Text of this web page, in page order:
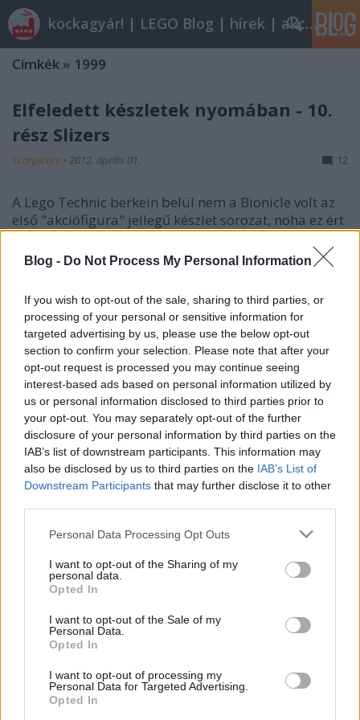
Blog - Do Not Process My Personal Information
If you wish to opt-out of the sale, sharing to third parties, or
processing of your personal or sensitive information for
targeted advertising by us, please use the below opt-out
section to confirm your selection. Please note that after your
opt-out request is processed you may continue seeing
interest-based ads based on personal information utilized by
us or personal information disclosed to third parties prior to
your opt-out. You may separately opt-out of the further
disclosure of your personal information by third parties on the
IAB’s list of downstream participants. This information may
also be disclosed by us to third parties on the IAB’s List of
Downstream Participants that may further disclose it to other
Please note that this website/app uses one or more Google
not limited to your visit or usage behaviour. You may click to
grant or deny consent to Google and its third-party tags to
use your data for below specified purposes in below Google
consent section.
Personal Data Processing Opt Outs
I want to opt-out of the Sharing of my
personal data.
Opted In
I want to opt-out of the Sale of my
Personal Data.
Opted In
I want to opt-out of processing my
Personal Data for Targeted Advertising.
Opted In
kockagyár! | LEGO Blog | hírek | akciók |
Címkék » 1999
Elfeledett készletek nyomában - 10.
rész Slizers
Scorpicore • 2012. április 01. 12
A Lego Technic berkein belül nem a Bionicle volt az
első "akciófigura" jellegű készlet sorozat, noha ez ért
el nagyobb sikereket, és 9 évig kitartott. Nem sokkal
a Bionicle előtt, az első ilyen akciófigura koncepció a
Slizer, avagy hazánkban Hajítóprofik voltak. A
Olvasó játszik: 8502 City Slizer
Posztunk szerzője, hun_sector egész egyszerűen
MEGHALT A LEGO". Lássuk milyen, aminél olvasónk
szerint a legózásban nincsen lejjebb! I. Alapadatok